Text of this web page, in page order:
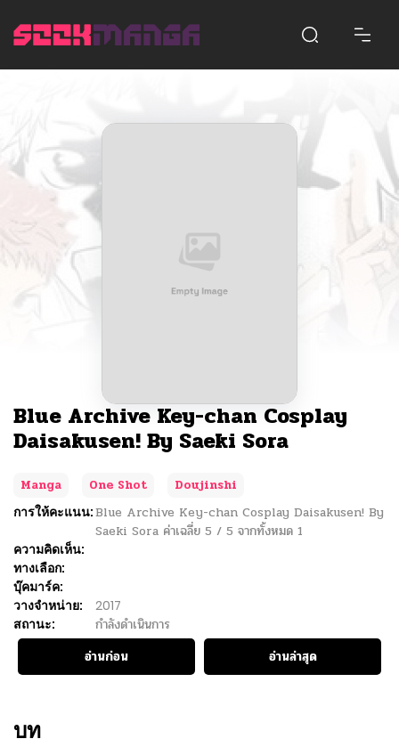
Blue Archive Key-chan Cosplay
Daisakusen! By Saeki Sora
Manga One Shot
Doujinshi
การให้คะแนน:Blue Archive Key-chan Cosplay Daisakusen! By
Saeki Sora ค่าเฉลี่ย 5 / 5 จากทั้งหมด 1
ความคิดเห็น:
ทางเลือก:
บุ๊คมาร์ค:
วางจำหน่าย:
2017
สถานะ:
กำลังดำเนินการ
อ่านก่อน
อ่านล่าสุด
บท